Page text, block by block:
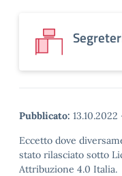
Pubblicato: 13.10.2022
Eccetto dove
stato rilasciato sotto
Attribuzione 4.0 Italia.